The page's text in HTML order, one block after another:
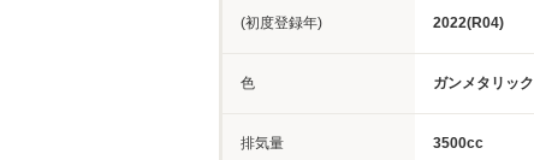
(初度登録年) 2022(R04)
色 ガンメタリック
排気量 3500cc